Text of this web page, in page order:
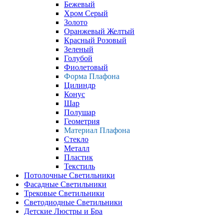
Бежевый
Хром Серый
Золото
Оранжевый Желтый
Красный Розовый
Зеленый
Голубой
Фиолетовый
Форма Плафона
Цилиндр
Конус
Шар
Полушар
Геометрия
Материал Плафона
Стекло
Металл
Пластик
Текстиль
Потолочные Светильники
Фасадные Светильники
Трековые Светильники
Светодиодные Светильники
Детские Люстры и Бра